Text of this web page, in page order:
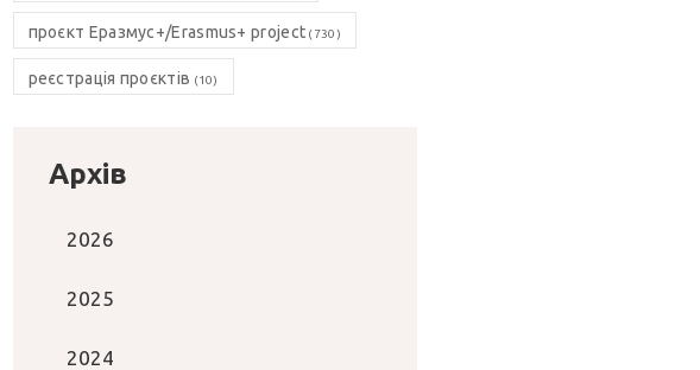
проєкт Еразмус+/Erasmus+ project (730)
реєстрація проєктів (10)
Архів
2026
2025
2024